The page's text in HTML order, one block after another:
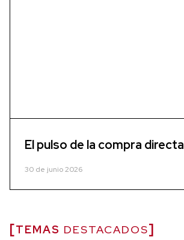
El pulso de la compra directa
30 de junio 2026
TEMAS DESTACADOS